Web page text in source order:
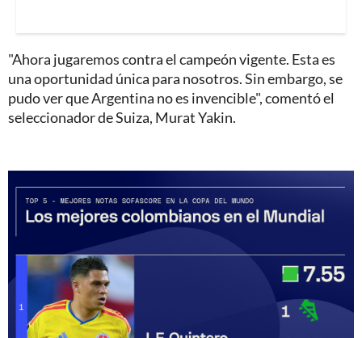
"Ahora jugaremos contra el campeón vigente. Esta es
una oportunidad única para nosotros. Sin embargo, se
pudo ver que Argentina no es invencible", comentó el
seleccionador de Suiza, Murat Yakin.